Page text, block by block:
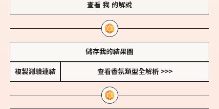
查看 我 的解說
儲存我的結果圖
複製測驗連結 查看香氛類型全解析 >>>